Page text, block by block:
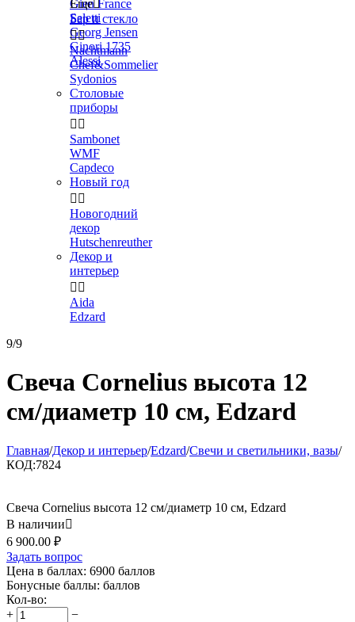
Gien France
Seletti
Georg Jensen
Ginori 1735
Alessi
Еще
Бар и стекло

Nachtmann
Chef&Sommelier
Sydonios
Столовые
приборы
 
Sambonet
WMF
Capdeco
Новый год
 
Новогодний
декор
Hutschenreuther
Декор и
интерьер
 
Aida
Edzard
9/9
Свеча Cornelius высота 12
см/диаметр 10 см, Edzard
Главная/Декор и интерьер/Edzard/Свечи и светильники, вазы/
КОД:7824
Свеча Cornelius высота 12 см/диаметр 10 см, Edzard
В наличии
6 900.00 ₽
Задать вопрос
Цена в баллах: 6900 баллов
Бонусные баллы: баллов
Кол-во:
+
−